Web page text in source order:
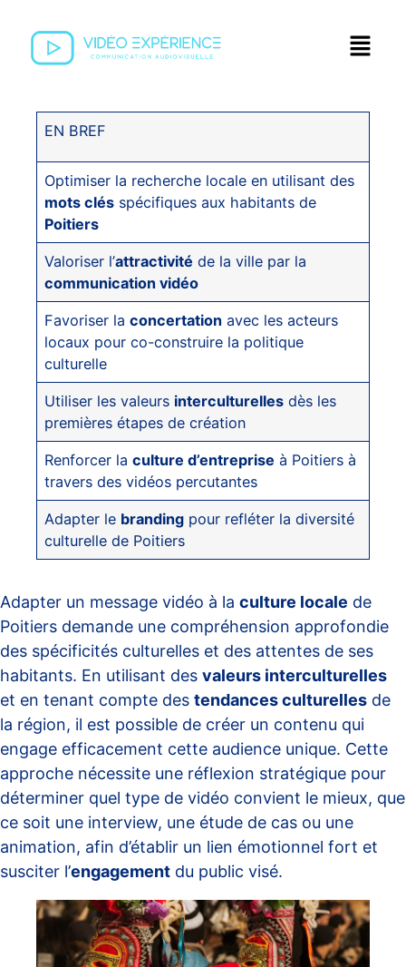
EN BREF
Optimiser la recherche locale en utilisant des
mots clés spécifiques aux habitants de
Poitiers
Valoriser l’attractivité de la ville par la
communication vidéo
Favoriser laconcertation avec les acteurs
locaux pour co-construire la politique
culturelle
Utiliser les valeurs interculturelles dès les
premières étapes de création
Renforcer laculture d’entreprise à Poitiers à
travers des vidéos percutantes
Adapter le branding pour refléter la diversité
culturelle de Poitiers
Adapter un message vidéo à la culture locale de
Poitiers demande une compréhension approfondie
des spécificités culturelles et des attentes de ses
habitants. En utilisant des valeurs interculturelles
et en tenant compte des tendances culturelles de
la région, il est possible de créer un contenu qui
engage efficacement cette audience unique. Cette
approche nécessite une réflexion stratégique pour
déterminer quel type de vidéo convient le mieux, que
ce soit une interview, une étude de cas ou une
animation, afin d’établir un lien émotionnel fort et
susciter l’engagement du public visé.